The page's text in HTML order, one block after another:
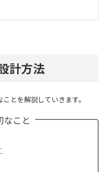
計方法
とを解説していきます。
なこと